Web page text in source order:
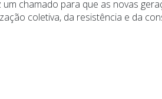
chamado para que as novas
coletiva, da resistência e da